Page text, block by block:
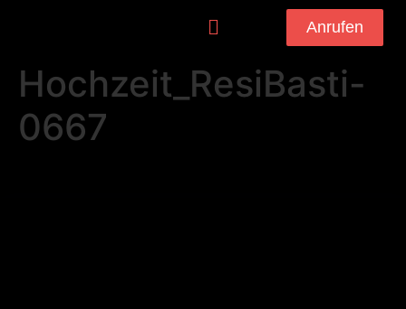
Anrufen
Hochzeit_ResiBasti-
0667